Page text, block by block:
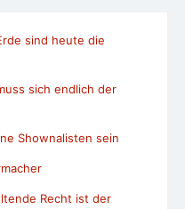
sind heute die
sich endlich der
Shownalisten sein
Recht ist der